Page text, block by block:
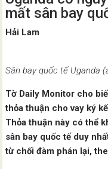
mất sân bay
Hải Lam
Sân bay quốc tế Uganda
Tờ Daily Monitor cho
thỏa thuận cho vay ký
Thỏa thuận này có thể
sân bay quốc tế duy
từ chối đàm phán lại,